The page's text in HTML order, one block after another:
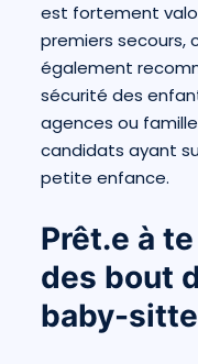
est fortement
premiers secours,
également
sécurité des
agences ou
candidats ayant
petite enfance.
Prêt.e à
des bout
baby-